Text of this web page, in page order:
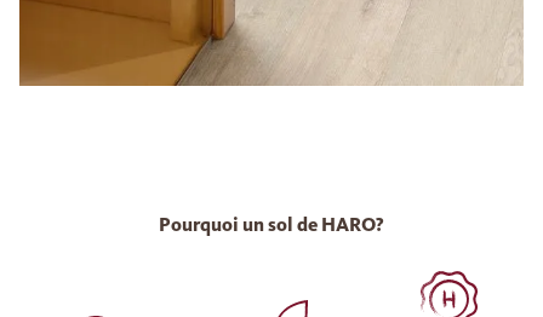
Pourquoi un sol de HARO?